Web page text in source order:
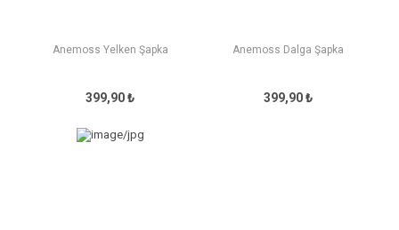
Anemoss Yelken Şapka
399,90 ₺
Anemoss Dalga Şapka
399,90 ₺